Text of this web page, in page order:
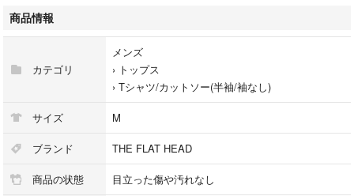
【備考】-
細等をご確認の上ご購入ください。
他サイトや店舗にて販売している商品です。多少のお時間差にて欠品にな
ることもございます。予めご了承頂ますようお願い致します。
こちらの商品はラクマ公式パートナーのベクトルによって出品されていま
す。
商品情報
カテゴリ
メンズ
› トップス
› Tシャツ/カットソー(半袖/袖なし)
サイズ M
ブランド THE FLAT HEAD
商品の状態 目立った傷や汚れなし